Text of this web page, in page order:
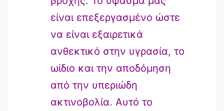
είναι επεξεργασμένο ώστε
να είναι εξαιρετικά
ανθεκτικό στην υγρασία, το
ωίδιο και την αποδόμηση
από την υπεριώδη
ακτινοβολία. Αυτό το